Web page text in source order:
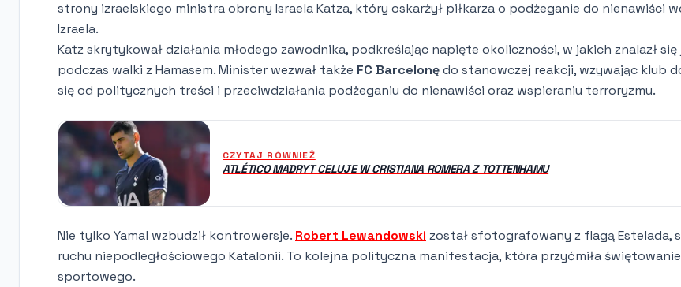
strony izraelskiego ministra obrony Israela Katza, który oskarżył piłkarza o podżeganie do nienawiści
Izraela.
Katz skrytykował działania młodego zawodnika, podkreślając napięte okoliczności, w jakich znalazł się
podczas walki z Hamasem. Minister wezwał także FC Barcelonędo stanowczej reakcji, wzywając klub
się od politycznych treści i przeciwdziałania podżeganiu do nienawiści oraz wspieraniu terroryzmu.
CZYTAJ RÓWNIEŻ
ATLÉTICO MADRYT CELUJE W CRISTIANA ROMERA Z TOTTENHAMU
Nie tylko Yamal wzbudził kontrowersje. Robert Lewandowski został sfotografowany z flagą Estelada,
ruchu niepodległościowego Katalonii. To kolejna polityczna manifestacja, która przyćmiła
sportowego.